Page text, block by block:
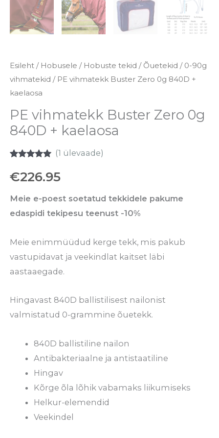
Esileht / Hobusele / Hobuste tekid / Õuetekid / 0-90g
vihmatekid / PE vihmatekk Buster Zero 0g 840D +
kaelaosa
PE vihmatekk Buster Zero 0g
840D + kaelaosa
5.00/5kliendi
hinnangu
(1 ülevaade)
€226.95
Meie e-poest soetatud tekkidele pakume
edaspidi tekipesu teenust -10%
Meie enimmüüdud kerge tekk, mis pakub
vastupidavat ja veekindlat kaitset läbi
aastaaegade.
Hingavast 840D ballistilisest nailonist
valmistatud 0-grammine õuetekk.
840D ballistiline nailon
Antibakteriaalne ja antistaatiline
Hingav
Kõrge õla lõhik vabamaks liikumiseks
Helkur-elemendid
Veekindel